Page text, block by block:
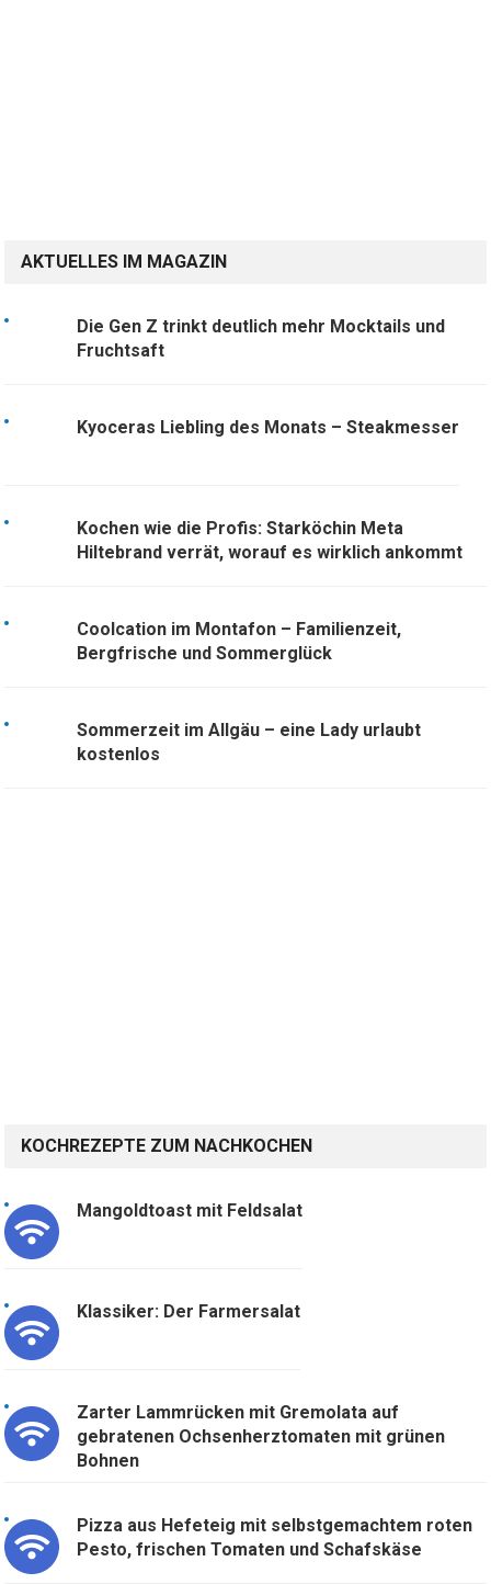
AKTUELLES IM MAGAZIN
Die Gen Z trinkt deutlich mehr Mocktails und
Fruchtsaft
Kyoceras Liebling des Monats – Steakmesser
Kochen wie die Profis: Starköchin Meta
Hiltebrand verrät, worauf es wirklich ankommt
Coolcation im Montafon – Familienzeit,
Bergfrische und Sommerglück
Sommerzeit im Allgäu – eine Lady urlaubt
kostenlos
KOCHREZEPTE ZUM NACHKOCHEN
Mangoldtoast mit Feldsalat
Klassiker: Der Farmersalat
Zarter Lammrücken mit Gremolata auf
gebratenen Ochsenherztomaten mit grünen
Bohnen
Pizza aus Hefeteig mit selbstgemachtem roten
Pesto, frischen Tomaten und Schafskäse